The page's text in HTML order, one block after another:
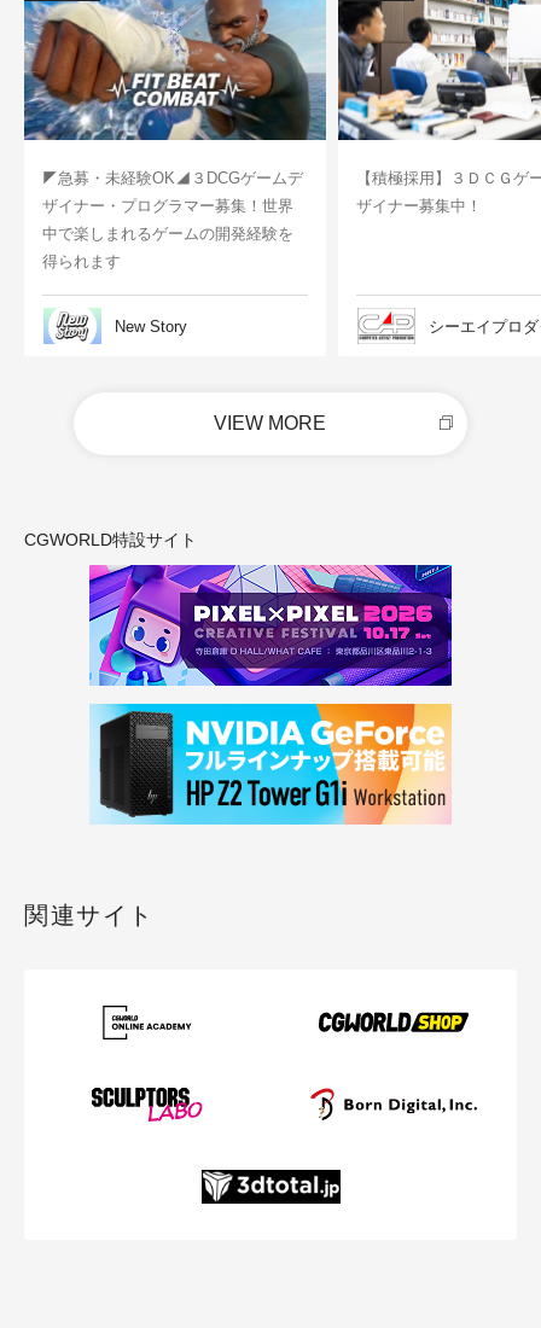
◤急募・未経験OK◢３DCGゲームデ
ザイナー・プログラマー募集！世界
中で楽しまれるゲームの開発経験を
得られます
New Story
【積極採用】３ＤＣＧゲ
ザイナー募集中！
シーエイプロ
VIEW MORE
CGWORLD特設サイト
関連サイト